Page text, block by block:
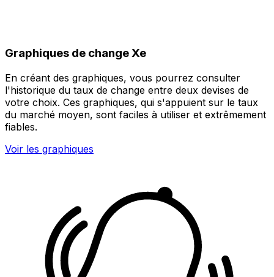
Graphiques de change Xe
En créant des graphiques, vous pourrez consulter
l'historique du taux de change entre deux devises de
votre choix. Ces graphiques, qui s'appuient sur le taux
du marché moyen, sont faciles à utiliser et extrêmement
fiables.
Voir les graphiques